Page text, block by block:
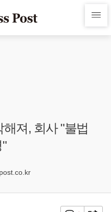
져, 회사 "불법